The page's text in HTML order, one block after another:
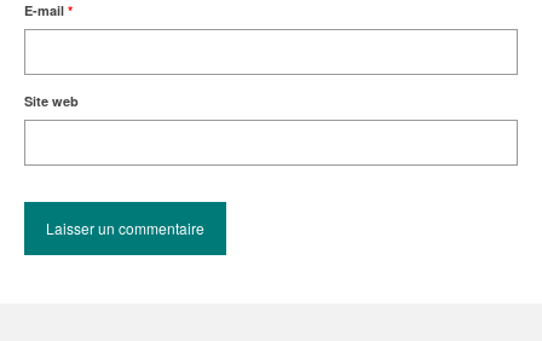
E-mail *
Site web